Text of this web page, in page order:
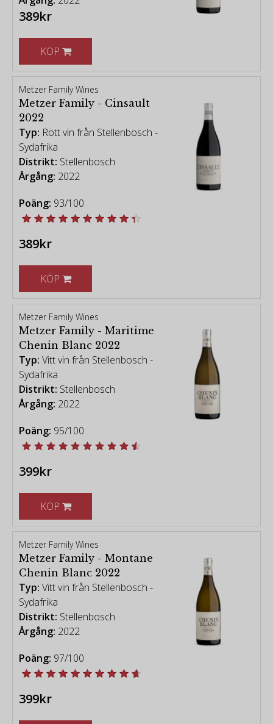
389kr
KÖP
Metzer Family Wines
Metzer Family - Cinsault
2022
Typ: Rött vin från Stellenbosch -
Sydafrika
Distrikt: Stellenbosch
Årgång: 2022
Poäng: 93/100
389kr
KÖP
Metzer Family Wines
Metzer Family - Maritime
Chenin Blanc 2022
Typ: Vitt vin från Stellenbosch -
Sydafrika
Distrikt: Stellenbosch
Årgång: 2022
Poäng: 95/100
399kr
KÖP
Metzer Family Wines
Metzer Family - Montane
Chenin Blanc 2022
Typ: Vitt vin från Stellenbosch -
Sydafrika
Distrikt: Stellenbosch
Årgång: 2022
Poäng: 97/100
399kr